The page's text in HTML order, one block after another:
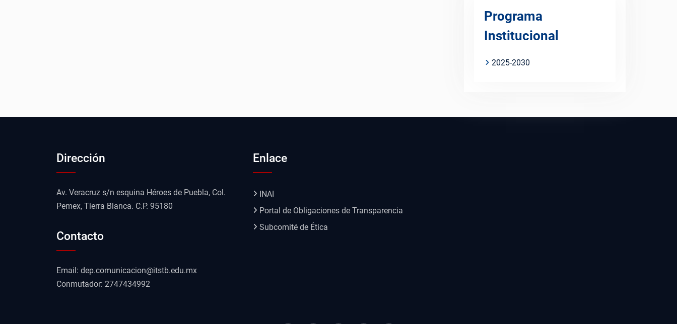
Programa
Institucional
2025-2030
Dirección
Av. Veracruz s/n esquina Héroes de Puebla, Col.
Pemex, Tierra Blanca. C.P. 95180
Contacto
Email: dep.comunicacion@itstb.edu.mx
Conmutador: 2747434992
Enlace
INAI
Portal de Obligaciones de Transparencia
Subcomité de Ética